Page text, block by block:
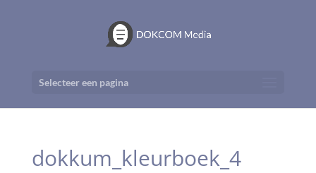
Selecteer een pagina
dokkum_kleurboek_4